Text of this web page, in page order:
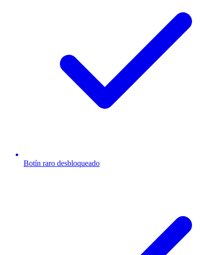
Botín raro desbloqueado